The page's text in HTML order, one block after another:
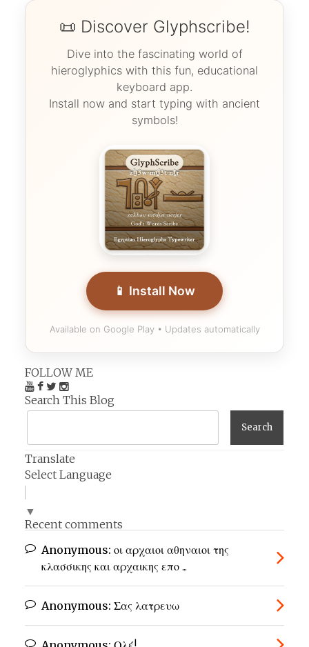
📜 Discover Glyphscribe!
Dive into the fascinating world of
hieroglyphics with this fun, educational
keyboard app.
Install now and start typing with ancient
symbols!
📱 Install Now
Available on Google Play • Updates automatically
FOLLOW ME
Search This Blog
Translate
Select Language
▼
Recent comments
Anonymous: οι αρχαιοι αθηναιοι της
κλασσικης και αρχαικης επο ...
Anonymous: Σας λατρευω